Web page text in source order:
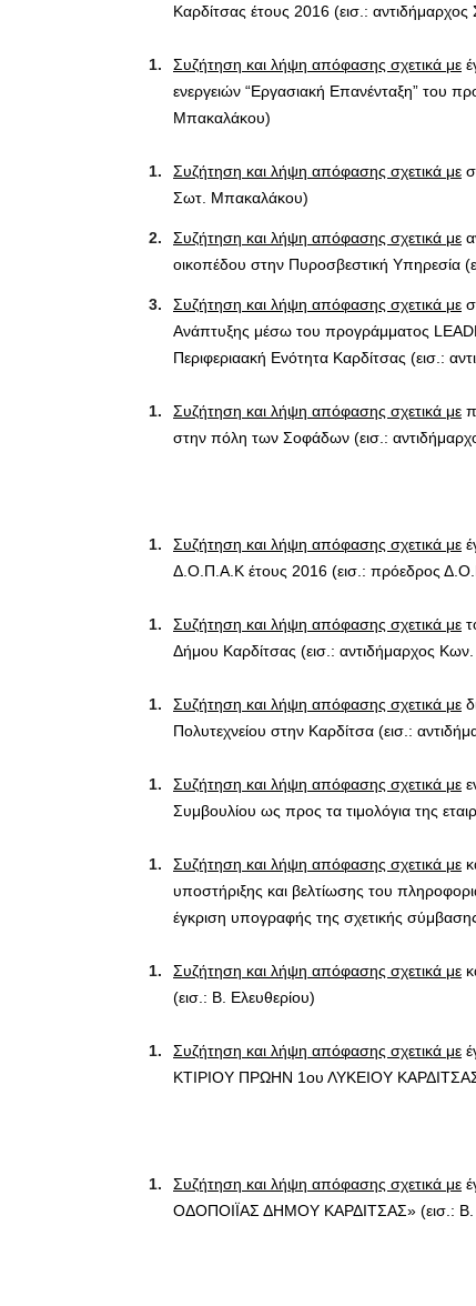
Καρδίτσας έτους 2016 (εισ.:
Συζήτηση και λήψη απόφασης σχετικά με
ενεργειών “Εργασιακή Επανένταξη” του
Μπακαλάκου)
Συζήτηση και λήψη απόφασης σχετικά με
Σωτ. Μπακαλάκου)
Συζήτηση και λήψη απόφασης σχετικά με
οικοπέδου στην Πυροσβεστική Υπηρεσία
Συζήτηση και λήψη απόφασης σχετικά με
Ανάπτυξης μέσω του προγράμματος
Περιφεριαακή Ενότητα Καρδίτσας (εισ.:
Συζήτηση και λήψη απόφασης σχετικά με
στην πόλη των Σοφάδων (εισ.:
Συζήτηση και λήψη απόφασης σχετικά με
Δ.Ο.Π.Α.Κ έτους 2016 (εισ.: πρόεδρος
Συζήτηση και λήψη απόφασης σχετικά με
Δήμου Καρδίτσας (εισ.: αντιδήμαρχος
Συζήτηση και λήψη απόφασης σχετικά με
Πολυτεχνείου στην Καρδίτσα (εισ.:
Συζήτηση και λήψη απόφασης σχετικά με
Συμβουλίου ως προς τα τιμολόγια της
Συζήτηση και λήψη απόφασης σχετικά με
υποστήριξης και βελτίωσης του
έγκριση υπογραφής της σχετικής
Συζήτηση και λήψη απόφασης σχετικά με
(εισ.: Β. Ελευθερίου)
Συζήτηση και λήψη απόφασης σχετικά με
ΚΤΙΡΙΟΥ ΠΡΩΗΝ 1ου ΛΥΚΕΙΟΥ
Συζήτηση και λήψη απόφασης σχετικά με
ΟΔΟΠΟΙΪΑΣ ΔΗΜΟΥ ΚΑΡΔΙΤΣΑΣ» (εισ.: Β.